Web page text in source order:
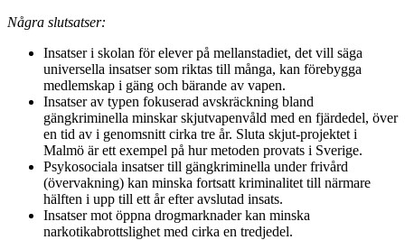
Några slutsatser:
Insatser i skolan för elever på mellanstadiet, det vill säga
universella insatser som riktas till många, kan förebygga
medlemskap i gäng och bärande av vapen.
Insatser av typen fokuserad avskräckning bland
gängkriminella minskar skjutvapenvåld med en fjärdedel, över
en tid av i genomsnitt cirka tre år. Sluta skjut-projektet i
Malmö är ett exempel på hur metoden provats i Sverige.
Psykosociala insatser till gängkriminella under frivård
(övervakning) kan minska fortsatt kriminalitet till närmare
hälften i upp till ett år efter avslutad insats.
Insatser mot öppna drogmarknader kan minska
narkotikabrottslighet med cirka en tredjedel.